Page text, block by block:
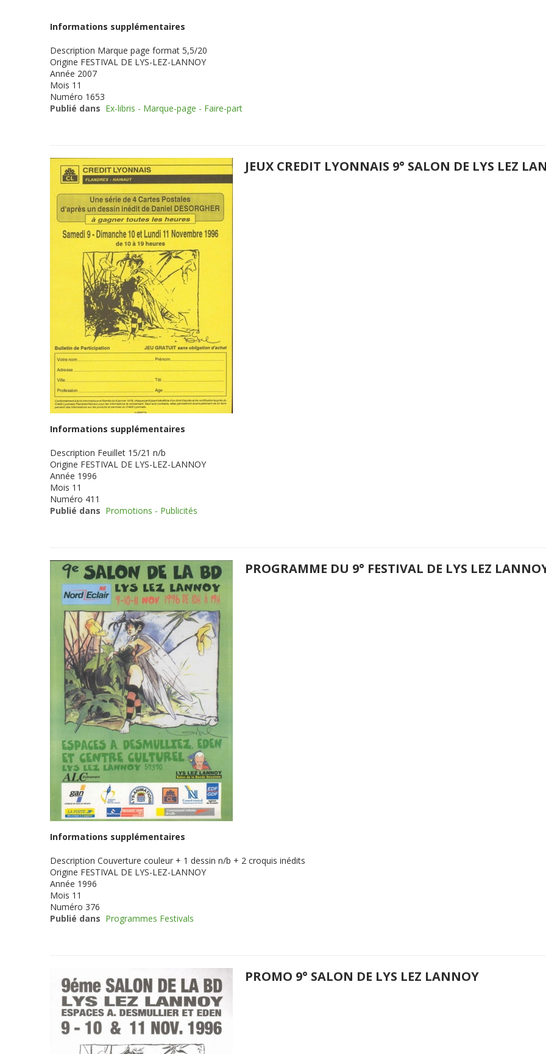
Informations supplémentaires
Description Marque page format 5,5/20
Origine FESTIVAL DE LYS-LEZ-LANNOY
Année 2007
Mois 11
Numéro 1653
Publié dans Ex-libris - Marque-page - Faire-part
JEUX CREDIT LYONNAIS 9° SALON DE LYS LEZ
Informations supplémentaires
Description Feuillet 15/21 n/b
Origine FESTIVAL DE LYS-LEZ-LANNOY
Année 1996
Mois 11
Numéro 411
Publié dans Promotions - Publicités
PROGRAMME DU 9° FESTIVAL DE LYS LEZ
Informations supplémentaires
Description Couverture couleur + 1 dessin n/b + 2 croquis inédits
Origine FESTIVAL DE LYS-LEZ-LANNOY
Année 1996
Mois 11
Numéro 376
Publié dans Programmes Festivals
PROMO 9° SALON DE LYS LEZ LANNOY